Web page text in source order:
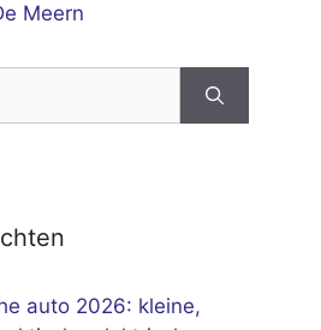
Meern
auto 2026: kleine,